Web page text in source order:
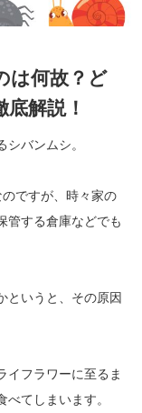
は何故？ど
解説！
バンムシ。
ですが、時々家の
管する倉庫などでも
というと、その原因
イフラワーに至るま
てしまいます。